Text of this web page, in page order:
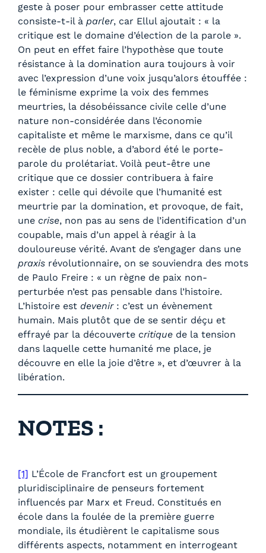
geste à poser pour embrasser cette attitude
consiste-t-il à parler, car Ellul ajoutait : « la
critique est le domaine d’élection de la parole ».
On peut en effet faire l’hypothèse que toute
résistance à la domination aura toujours à voir
avec l’expression d’une voix jusqu’alors étouffée :
le féminisme exprime la voix des femmes
meurtries, la désobéissance civile celle d’une
nature non-considérée dans l’économie
capitaliste et même le marxisme, dans ce qu’il
recèle de plus noble, a d’abord été le porte-
parole du prolétariat. Voilà peut-être une
critique que ce dossier contribuera à faire
exister : celle qui dévoile que l’humanité est
meurtrie par la domination, et provoque, de fait,
une crise, non pas au sens de l’identification d’un
coupable, mais d’un appel à réagir à la
douloureuse vérité. Avant de s’engager dans une
praxis révolutionnaire, on se souviendra des mots
de Paulo Freire : « un règne de paix non-
perturbée n’est pas pensable dans l’histoire.
L’histoire est devenir : c’est un évènement
humain. Mais plutôt que de se sentir déçu et
effrayé par la découverte critique de la tension
dans laquelle cette humanité me place, je
découvre en elle la joie d’être », et d’œuvrer à la
libération.
NOTES :
[1] L’École de Francfort est un groupement
pluridisciplinaire de penseurs fortement
influencés par Marx et Freud. Constitués en
école dans la foulée de la première guerre
mondiale, ils étudièrent le capitalisme sous
différents aspects, notamment en interrogeant